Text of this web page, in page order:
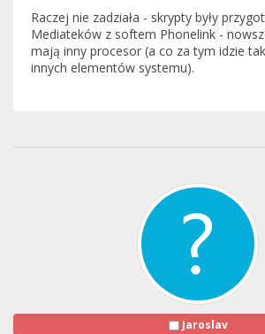
Raczej nie zadziała - skrypty były
Mediateków z softem Phonelink -
mają inny procesor (a co za tym idzie
innych elementów systemu).
Jaroslav